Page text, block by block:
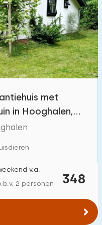
20
3
20
13
met
in Hooghalen,
348
v.a.
2 personen